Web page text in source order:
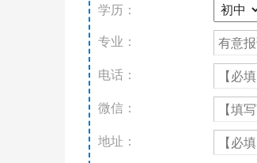
学历：
专业：
电话：
微信：
地址：